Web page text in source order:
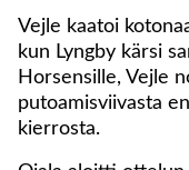
Vejle kaatoi
kun Lyngby kärsi
Horsensille, Vejle
putoamisviivasta
kierrosta.